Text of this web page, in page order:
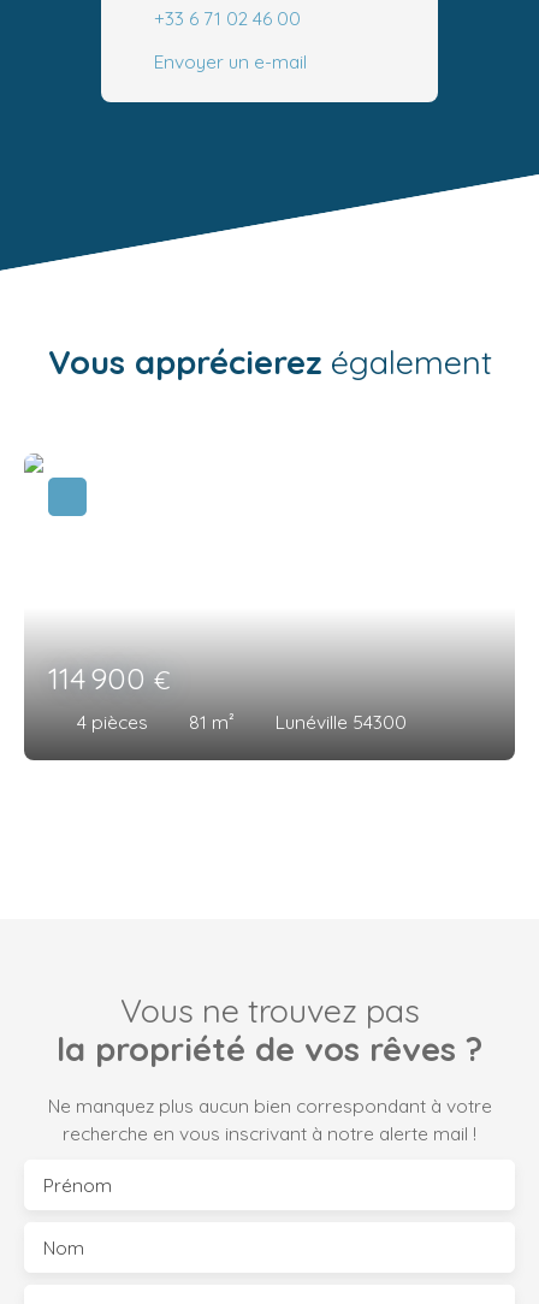
+33 6 71 02 46 00
Envoyer un e-mail
Vous apprécierez également
114 900€
4 pièces 81 m² Lunéville 54300
Vous ne trouvez pas
la propriété de vos rêves ?
Ne manquez plus aucun bien correspondant à votre
recherche en vous inscrivant à notre alerte mail !
Prénom
Nom